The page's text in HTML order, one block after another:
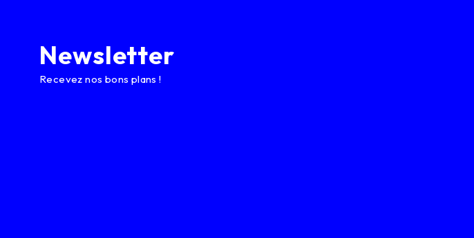
Newsletter
Recevez nos bons plans !